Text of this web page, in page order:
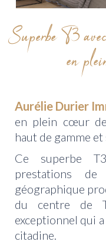
Superbe T3
en
Aurélie Durier
en plein cœur
haut de gamme
Ce superbe
prestations
géographique
du centre de
exceptionnel qui
citadine.